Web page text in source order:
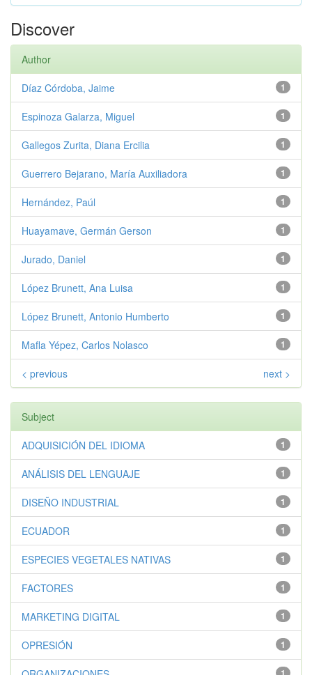
Discover
Author
1
Díaz Córdoba, Jaime
1
Espinoza Galarza, Miguel
1
Gallegos Zurita, Diana Ercilia
1
Guerrero Bejarano, María Auxiliadora
1
Hernández, Paúl
1
Huayamave, Germán Gerson
1
Jurado, Daniel
1
López Brunett, Ana Luisa
1
López Brunett, Antonio Humberto
1
Mafla Yépez, Carlos Nolasco
< previous next >
Subject
1
ADQUISICIÓN DEL IDIOMA
1
ANÁLISIS DEL LENGUAJE
1
DISEÑO INDUSTRIAL
1
ECUADOR
1
ESPECIES VEGETALES NATIVAS
1
FACTORES
1
MARKETING DIGITAL
1
OPRESIÓN